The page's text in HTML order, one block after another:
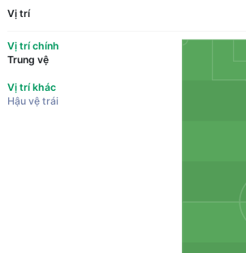
Vị trí
Vị trí chính
Trung vệ
Vị trí khác
Hậu vệ trái